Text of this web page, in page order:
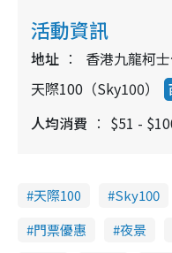
活動資訊
地址
香港九龍柯
天際100（Sky100）
人均消費 $51 -
天際100 Sky100
門票優惠
夜景